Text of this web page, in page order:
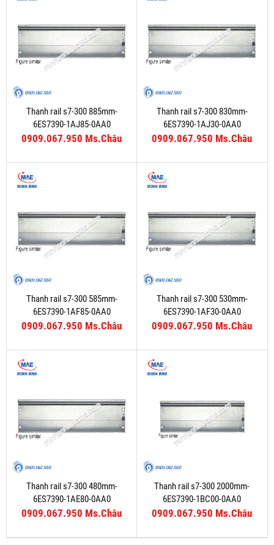
Thanh rail s7-300 885mm-
6ES7390-1AJ85-0AA0
0909.067.950 Ms.Châu
Thanh rail s7-300 830mm-
6ES7390-1AJ30-0AA0
0909.067.950 Ms.Châu
Thanh rail s7-300 585mm-
6ES7390-1AF85-0AA0
0909.067.950 Ms.Châu
Thanh rail s7-300 530mm-
6ES7390-1AF30-0AA0
0909.067.950 Ms.Châu
Thanh rail s7-300 480mm-
6ES7390-1AE80-0AA0
0909.067.950 Ms.Châu
Thanh rail s7-300 2000mm-
6ES7390-1BC00-0AA0
0909.067.950 Ms.Châu